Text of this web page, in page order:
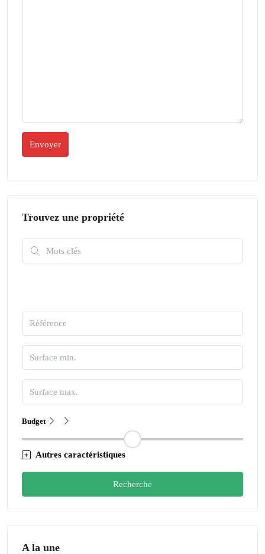
Trouvez une propriété
Budget
Autres caractéristiques
Recherche
A la une